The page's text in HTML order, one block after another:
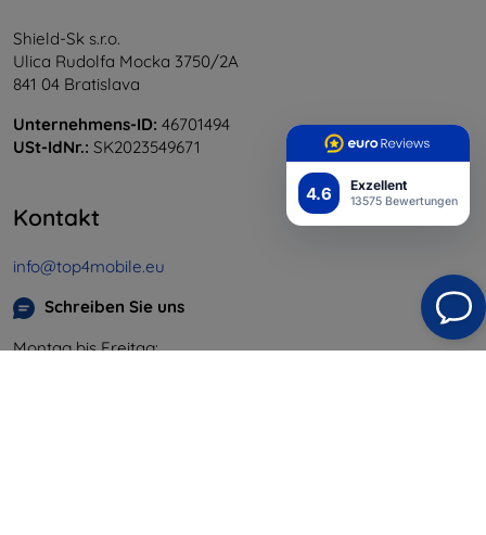
4.6 Exzellent
13575 Bewertungen
Shield-Sk s.r.o.
Ulica Rudolfa Mocka 3750/2A
841 04 Bratislava
Unternehmens-ID: 46701494
USt-IdNr.: SK2023549671
Kontakt
info@top4mobile.eu
Schreiben Sie uns
Montag bis Freitag: